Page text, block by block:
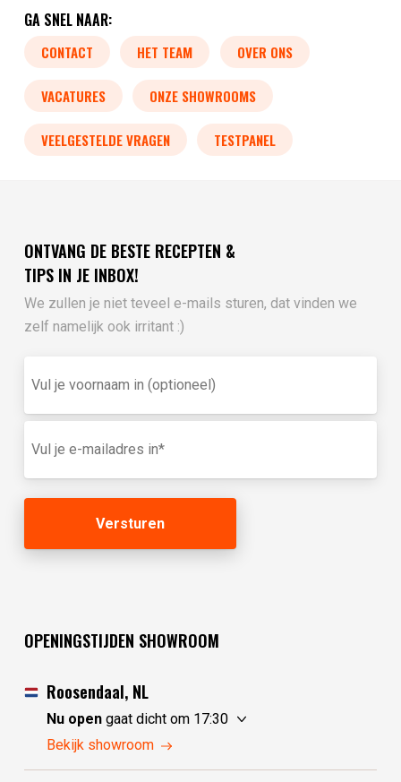
GA SNEL NAAR:
CONTACT HET TEAM OVER ONS
VACATURES ONZE SHOWROOMS
VEELGESTELDE VRAGEN TESTPANEL
ONTVANG DE BESTE RECEPTEN &
TIPS IN JE INBOX!
We zullen je niet teveel e-mails sturen, dat vinden we
zelf namelijk ook irritant :)
je
in
(optioneel)
mailadres
OPENINGSTIJDEN SHOWROOM
Roosendaal, NL
Nu opengaat dicht om 17:30
donderdag
vrijdag
10:00 - 17:30
Bekijk showroom